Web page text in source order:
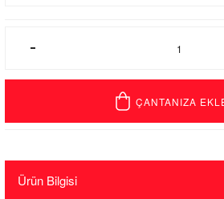
ÇANTANIZA
Ürün Bilgisi